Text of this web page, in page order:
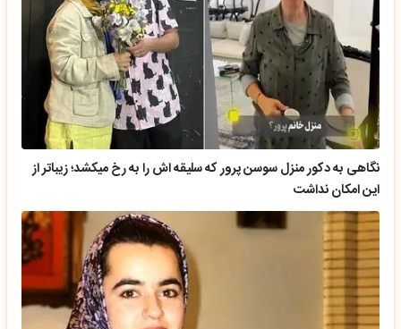
نگاهی به دکور منزل سوسن پرور که سلیقه اش را به رخ میکشد؛ زیباتر از
این امکان نداشت